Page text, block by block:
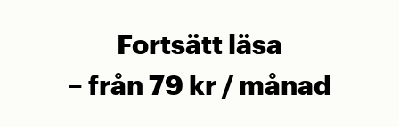
Fortsätt läsa
– från 79 kr / månad